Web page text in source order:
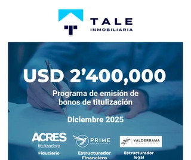
financiamiento cada vez más viable y
atractiva para empresas que operan en el
sector inmobiliario. Esta modalidad permite
a las desarrolladoras inmobiliarias
monetizar flujos futuros de efectivo a través
de la emisión de valores negociables en el